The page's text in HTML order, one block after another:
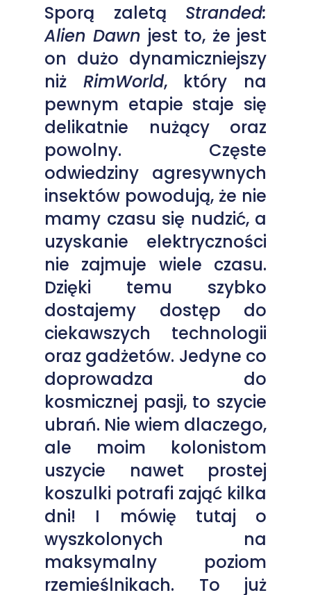
Sporą zaletą Stranded:
Alien Dawn jest to, że jest
on dużo dynamiczniejszy
niż RimWorld, który na
pewnym etapie staje się
delikatnie nużący oraz
powolny. Częste
odwiedziny agresywnych
insektów powodują, że nie
mamy czasu się nudzić, a
uzyskanie elektryczności
nie zajmuje wiele czasu.
Dzięki temu szybko
dostajemy dostęp do
ciekawszych technologii
oraz gadżetów. Jedyne co
doprowadza do
kosmicznej pasji, to szycie
ubrań. Nie wiem dlaczego,
ale moim kolonistom
uszycie nawet prostej
koszulki potrafi zająć kilka
dni! I mówię tutaj o
wyszkolonych na
maksymalny poziom
rzemieślnikach. To już